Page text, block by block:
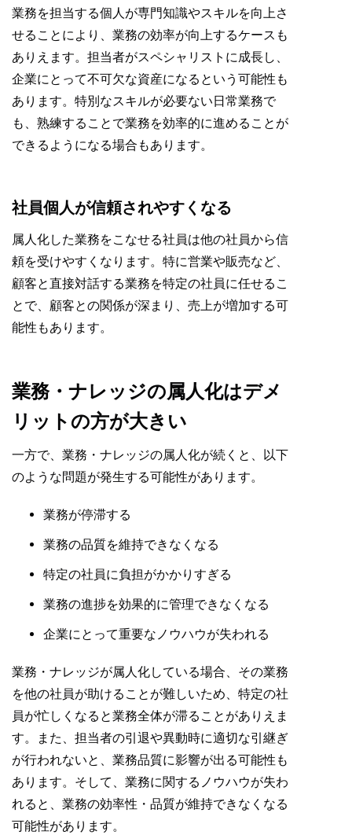
業務を担当する個人が専門知識やスキルを向上さ
せることにより、業務の効率が向上するケースも
ありえます。担当者がスペシャリストに成長し、
企業にとって不可欠な資産になるという可能性も
あります。特別なスキルが必要ない日常業務で
も、熟練することで業務を効率的に進めることが
できるようになる場合もあります。
社員個人が信頼されやすくなる
属人化した業務をこなせる社員は他の社員から信
頼を受けやすくなります。特に営業や販売など、
顧客と直接対話する業務を特定の社員に任せるこ
とで、顧客との関係が深まり、売上が増加する可
能性もあります。
業務・ナレッジの属人化はデメ
リットの方が大きい
一方で、業務・ナレッジの属人化が続くと、以下
のような問題が発生する可能性があります。
業務が停滞する
業務の品質を維持できなくなる
特定の社員に負担がかかりすぎる
業務の進捗を効果的に管理できなくなる
企業にとって重要なノウハウが失われる
業務・ナレッジが属人化している場合、その業務
を他の社員が助けることが難しいため、特定の社
員が忙しくなると業務全体が滞ることがありえま
す。また、担当者の引退や異動時に適切な引継ぎ
が行われないと、業務品質に影響が出る可能性も
あります。そして、業務に関するノウハウが失わ
れると、業務の効率性・品質が維持できなくなる
可能性があります。